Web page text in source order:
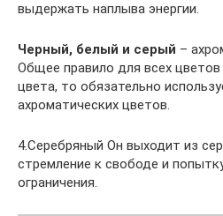
выдержать наплыва энергии.
Черный, белый и серый –
Общее правило для всех цветов
цвета, то обязательно
ахроматических цветов.
4.Серебряный Он выходит из
стремление к свободе и
ограничения.